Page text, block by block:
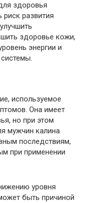
здоровья
развития
здоровье кожи,
энергии и
используемое
Она имеет
но при этом
мужчин калина
последствиям,
при применении
уровня
быть причиной